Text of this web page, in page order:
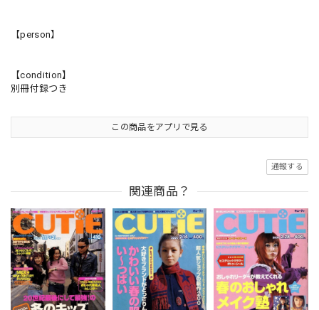
【person】
【condition】
別冊付録つき
この商品をアプリで見る
通報する
関連商品？